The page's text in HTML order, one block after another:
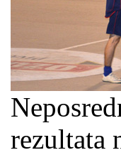
rezultata